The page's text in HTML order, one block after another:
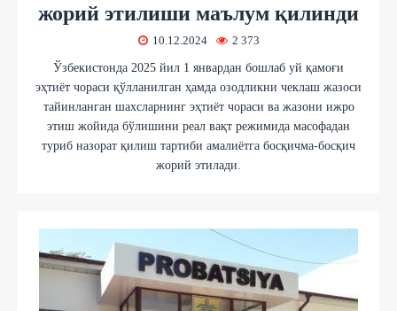
жорий этилиши маълум қилинди
10.12.2024 2 373
Ўзбекистонда 2025 йил 1 январдан бошлаб уй қамоғи
эҳтиёт чораси қўлланилган ҳамда озодликни чеклаш жазоси
тайинланган шахсларнинг эҳтиёт чораси ва жазони ижро
этиш жойида бўлишини реал вақт режимида масофадан
туриб назорат қилиш тартиби амалиётга босқичма-босқич
жорий этилади.